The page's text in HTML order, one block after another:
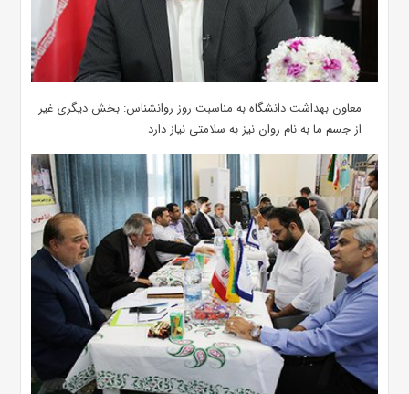
معاون بهداشت دانشگاه به مناسبت روز روانشناس: بخش دیگری غیر
از جسم ما به نام روان نیز به سلامتی نیاز دارد